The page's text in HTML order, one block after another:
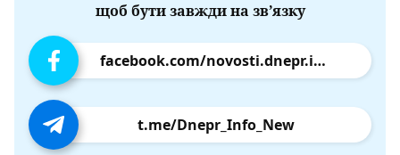
щоб бути завжди на зв’язку
facebook.com/novosti.dnepr.info
t.me/Dnepr_Info_New